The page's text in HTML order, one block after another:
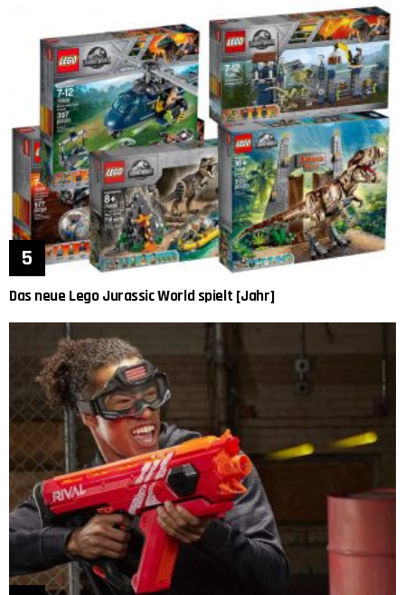
Das neue Lego Jurassic World spielt [Jahr]